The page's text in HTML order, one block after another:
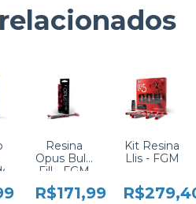
Resina
Opus Bulk
Fill - FGM
R$171,99
Kit Resina
Llis - FGM